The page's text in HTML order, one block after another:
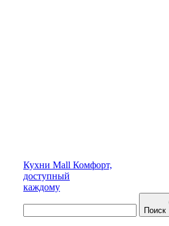
Кухни Mall Комфорт,
доступный
каждому
Поиск